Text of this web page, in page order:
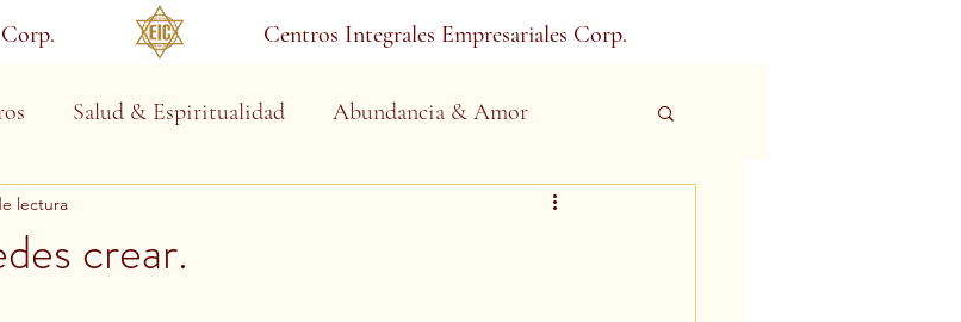
Centros Integrales Empresariales Corp.
Salud & Espiritualidad Abundancia & Amor
crear.
lectura